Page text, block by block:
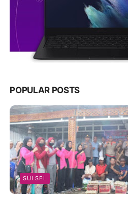
POPULAR POSTS
SULSEL